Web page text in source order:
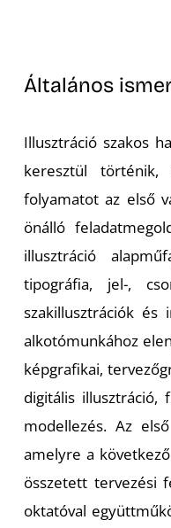
Általános
Illusztráció szakos
keresztül
folyamatot az első
önálló
illusztráció
tipográfia, jel-,
szakillusztrációk
alkotómunkához
képgrafikai,
digitális illusztráció,
modellezés. Az
amelyre a
összetett tervezési
oktatóval